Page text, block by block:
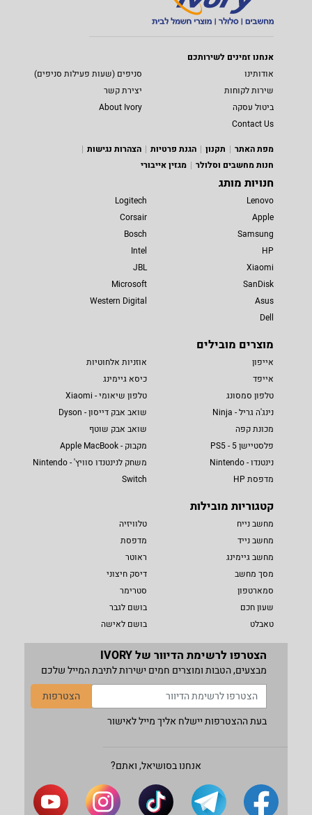
אנחנו זמינים לשירותכם
אודותינו
סניפים (שעות פעילות סניפים)
שירות לקוחות
יצירת קשר
ביטול עסקה
About Ivory
Contact Us
מפת האתר
תקנון הגנת פרטיות
הצהרות נגישות
חנות מחשבים וסלולר
מגזין אייבורי
חנויות מותג
Lenovo
Apple
Samsung
HP
Xiaomi
SanDisk
Asus
Dell
Logitech
Corsair
Bosch
Intel
JBL
Microsoft
Western Digital
מוצרים מובילים
אייפון
אייפד
טלפון סמסונג
נינג'ה גריל - Ninja
מכונת קפה
פלסטיישן 5 - PS5
נינטנדו - Nintendo
מדפסת HP
אוזניות אלחוטיות
כיסא גיימינג
טלפון שיאומי - Xiaomi
שואב אבק דייסון - Dyson
שואב אבק שוטף
מקבוק - Apple MacBook
משחק לנינטנדו סוויץ' - Nintendo
Switch
קטגוריות מובילות
מחשב נייח
מחשב נייד
מחשב גיימינג
מסך מחשב
סמארטפון
שעון חכם
טאבלט
טלוויזיה
מדפסת
ראוטר
דיסק חיצוני
סטרימר
בושם לגבר
בושם לאישה
הצטרפו לרשימת הדיוור של IVORY
מבצעים, הטבות ומוצרים חמים ישירות לתיבת המייל שלכם
הצטרפות
בעת ההצטרפות יישלח אליך מייל לאישור
אנחנו בסושיאל, ואתם?